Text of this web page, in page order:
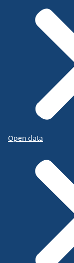
Open data